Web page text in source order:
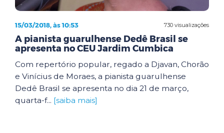
730 visualizações
15/03/2018, às 10:53
A pianista guarulhense Dedê Brasil se
apresenta no CEU Jardim Cumbica
Com repertório popular, regado a Djavan, Chorão
e Vinícius de Moraes, a pianista guarulhense
Dedê Brasil se apresenta no dia 21 de março,
quarta-f... [saiba mais]